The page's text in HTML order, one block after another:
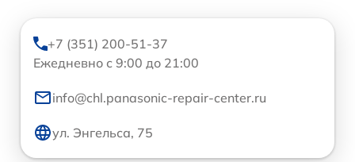
+7 (351) 200-51-37
Ежедневно с 9:00 до 21:00
info@chl.panasonic-repair-center.ru
ул. Энгельса, 75